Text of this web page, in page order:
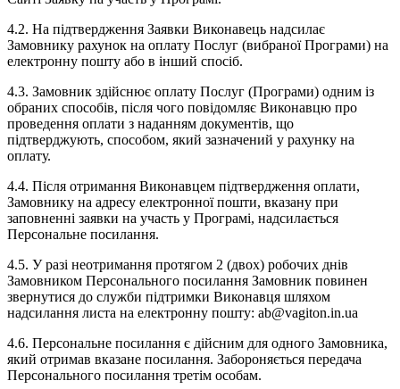
4.2. На підтвердження Заявки Виконавець надсилає
Замовнику рахунок на оплату Послуг (вибраної Програми) на
електронну пошту або в інший спосіб.
4.3. Замовник здійснює оплату Послуг (Програми) одним із
обраних способів, після чого повідомляє Виконавцю про
проведення оплати з наданням документів, що
підтверджують, способом, який зазначений у рахунку на
оплату.
4.4. Після отримання Виконавцем підтвердження оплати,
Замовнику на адресу електронної пошти, вказану при
заповненні заявки на участь у Програмі, надсилається
Персональне посилання.
4.5. У разі неотримання протягом 2 (двох) робочих днів
Замовником Персонального посилання Замовник повинен
звернутися до служби підтримки Виконавця шляхом
надсилання листа на електронну пошту: ab@vagiton.in.ua
4.6. Персональне посилання є дійсним для одного Замовника,
який отримав вказане посилання. Забороняється передача
Персонального посилання третім особам.